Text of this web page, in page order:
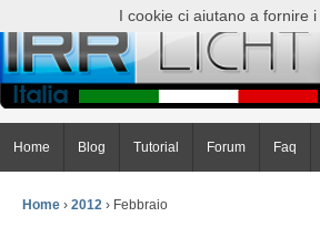
Home Blog Tutorial Forum Faq
Home › 2012 › Febbraio
I cookie ci aiutano a fornire